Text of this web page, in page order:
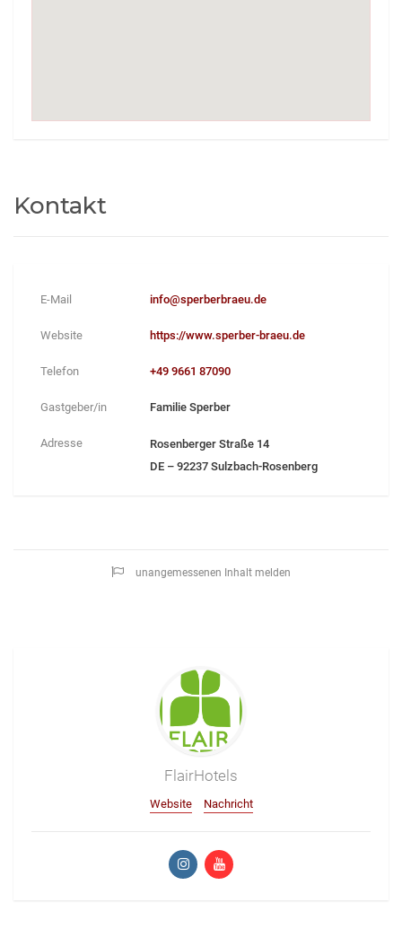
Kontakt
E-Mail info@sperberbraeu.de
Website https://www.sperber-braeu.de
Telefon +49 9661 87090
Gastgeber/in Familie Sperber
Adresse
Rosenberger Straße 14
DE – 92237 Sulzbach-Rosenberg
unangemessenen Inhalt melden
FlairHotels
Website Nachricht